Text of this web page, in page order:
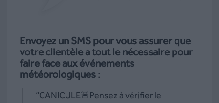
Envoyez un SMS pour vous assurer que
votre clientèle a tout le nécessaire pour
faire face aux événements
météorologiques :
“CANICULE🚨Pensez à vérifier le